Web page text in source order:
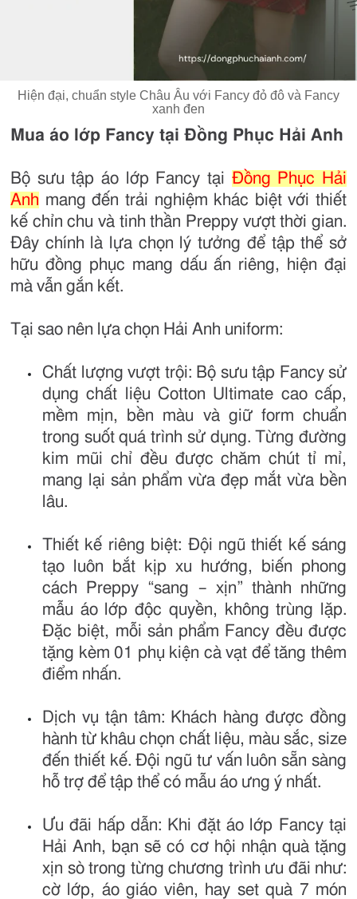
Hiện đại, chuẩn style Châu Âu với Fancy đỏ đô và Fancy
xanh đen
Mua áo lớp Fancy tại Đồng Phục Hải Anh
Bộ sưu tập áo lớp Fancy tại Đồng Phục Hải
Anh mang đến trải nghiệm khác biệt với thiết
kế chỉn chu và tinh thần Preppy vượt thời gian.
Đây chính là lựa chọn lý tưởng để tập thể sở
hữu đồng phục mang dấu ấn riêng, hiện đại
mà vẫn gắn kết.
Tại sao nên lựa chọn Hải Anh uniform:
Chất lượng vượt trội: Bộ sưu tập Fancy sử
dụng chất liệu Cotton Ultimate cao cấp,
mềm mịn, bền màu và giữ form chuẩn
trong suốt quá trình sử dụng. Từng đường
kim mũi chỉ đều được chăm chút tỉ mỉ,
mang lại sản phẩm vừa đẹp mắt vừa bền
lâu.
Thiết kế riêng biệt: Đội ngũ thiết kế sáng
tạo luôn bắt kịp xu hướng, biến phong
cách Preppy “sang – xịn” thành những
mẫu áo lớp độc quyền, không trùng lặp.
Đặc biệt, mỗi sản phẩm Fancy đều được
tặng kèm 01 phụ kiện cà vạt để tăng thêm
điểm nhấn.
Dịch vụ tận tâm: Khách hàng được đồng
hành từ khâu chọn chất liệu, màu sắc, size
đến thiết kế. Đội ngũ tư vấn luôn sẵn sàng
hỗ trợ để tập thể có mẫu áo ưng ý nhất.
Ưu đãi hấp dẫn: Khi đặt áo lớp Fancy tại
Hải Anh, bạn sẽ có cơ hội nhận quà tặng
xịn sò trong từng chương trình ưu đãi như:
cờ lớp, áo giáo viên, hay set quà 7 món